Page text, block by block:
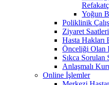
Yoğun
Poliklinik
Ziyaret
Hasta Hakları
Önceliği Olan
Sıkca Sorulan
Anlaşmalı
Online İşlemler